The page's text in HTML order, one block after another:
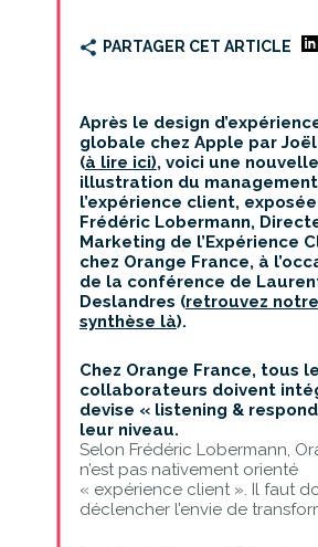
PARTAGER CET ARTICLE
Après le design
globale chez Apple par
(à lire ici), voici une nouvelle
illustration du
l’expérience client,
Frédéric Lobermann,
Marketing de l’Expérience
chez Orange France, à
de la conférence de
Deslandres (retrouvez notre
synthèse là).
Chez Orange France, tous
collaborateurs doivent
devise « listening &
leur niveau.
Selon Frédéric Lobermann,
n’est pas nativement orienté
« expérience client ». Il faut
déclencher l’envie de